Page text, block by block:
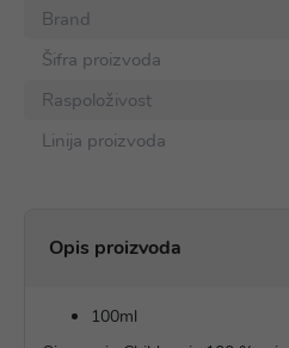
Brand
Šifra proizvoda
Raspoloživost
Linija proizvoda
Opis proizvoda
100ml